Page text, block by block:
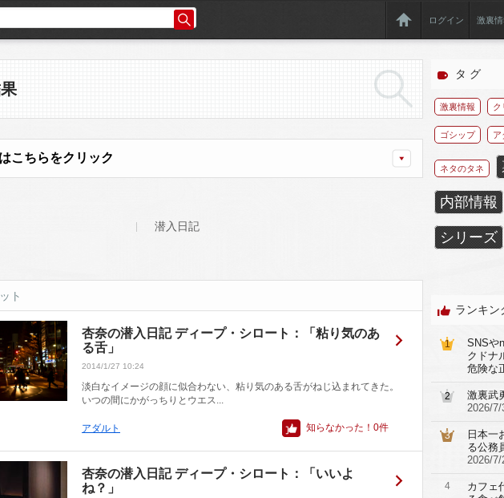
ログイン 激裏
こちらをクリック
潜入日記
ト
杏奈の潜入日記 ディープ・シロート：「粘り気のあ
る舌」
2014/1/27 10:24
淡白なイメージの顔に似合わない、粘り気のある舌がねじ込まれてきた。
いつの間にかがっちりとウエス...
アダルト 知らなかった！ 0件
杏奈の潜入日記 ディープ・シロート：「いいよ
ね？」
タ グ
激裏情報 ク
ゴシップ ア
ネタのタネ
内部情報
シリーズ
ランキン
1
SNSや
クドナ
危険な
2
激裏武
2026/7/
3
日本一
る公務
2026/7/
4
カフェ